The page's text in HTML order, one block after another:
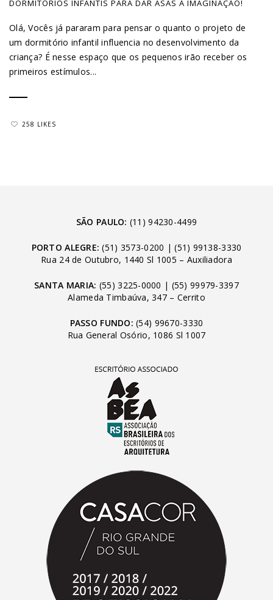
DORMITÓRIOS INFANTIS PARA DAR ASAS À IMAGINAÇÃO!
Olá, Vocês já pararam para pensar o quanto o projeto de
um dormitório infantil influencia no desenvolvimento da
criança? É nesse espaço que os pequenos irão receber os
primeiros estímulos...
258 LIKES
SÃO PAULO: (11) 94230-4499
PORTO ALEGRE: (51) 3573-0200 |(51) 99138-3330
Rua 24 de Outubro, 1440 Sl 1005 – Auxiliadora
SANTA MARIA: (55) 3225-0000 | (55) 99979-3397
Alameda Timbaúva, 347 – Cerrito
PASSO FUNDO: (54) 99670-3330
Rua General Osório, 1086 Sl 1007